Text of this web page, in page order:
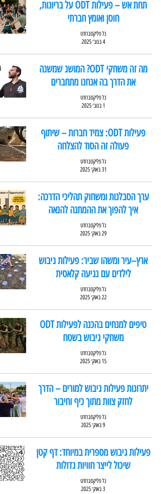
תחת אש – פעילות ODT על בריונות,
חוסן ואומץ חברתי
גל פליקסברודט
4 בנוב׳ 2025
מה זה משחקי ODT? המושג שמשנה
את הדרך בה אנחנו מתחברים
גל פליקסברודט
1 בנוב׳ 2025
פעילות ODT: צמיד חברות – שיתוף
פעולה זה הסוד להצלחה
גל פליקסברודט
31 באוק׳ 2025
ערך הסבלנות ומשחוק תהליכי הדרכה:
איך להפוך את ההמתנה להנאה
גל פליקסברודט
29 באוק׳ 2025
ארץ–עיר ומשהו שביר: פעילות גיבוש
לילדים עם נגיעה קלאסית
גל פליקסברודט
22 באוק׳ 2025
טיפים למנחים בהכנה לפעילות ODT
משחקי גיבוש בשטח
גל פליקסברודט
15 באוק׳ 2025
יתרונות פעילות גיבוש למורים – הדרך
לחזק צוות מתוך כיף וחיבור
גל פליקסברודט
9 באוק׳ 2025
פעילות גיבוש מספרית במיוחד: דף קטן
שיכול לייצר חוויות גדולות
גל פליקסברודט
3 באוק׳ 2025